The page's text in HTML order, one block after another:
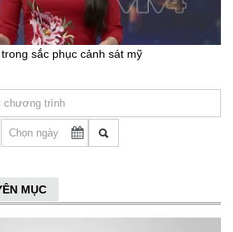
sắc phục cảnh sát mỹ
MỤC